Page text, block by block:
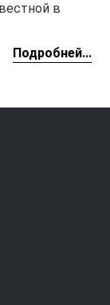
в
и
строгая и
это
и правилами.
Подробней...